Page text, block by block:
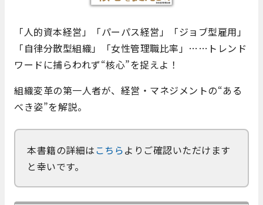
「人的資本経営」「パーパス経営」「ジョブ型雇用」
「自律分散型組織」「女性管理職比率」……トレンド
ワードに捕らわれず“核心”を捉えよ！
組織変革の第一人者が、経営・マネジメントの“ある
べき姿”を解説。
本書籍の詳細はこちらよりご確認いただけます
と幸いです。